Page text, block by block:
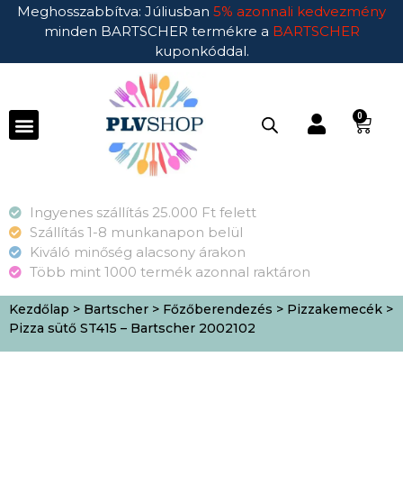
Meghosszabbítva: Júliusban 5% azonnali kedvezmény
minden BARTSCHER termékre a BARTSCHER
kuponkóddal.
0
Ingyenes szállítás 25.000 Ft felett
Szállítás 1-8 munkanapon belül
Kiváló minőség alacsony árakon
Több mint 1000 termék azonnal raktáron
Kezdőlap > Bartscher > Főzőberendezés > Pizzakemecék >
Pizza sütő ST415 – Bartscher 2002102